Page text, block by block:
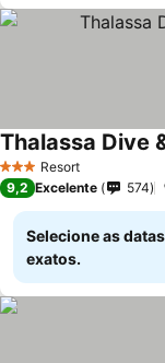
3 EstrelasResort
Thalassa Dive
9,2 Excelente 574
Selecione as
exatos.